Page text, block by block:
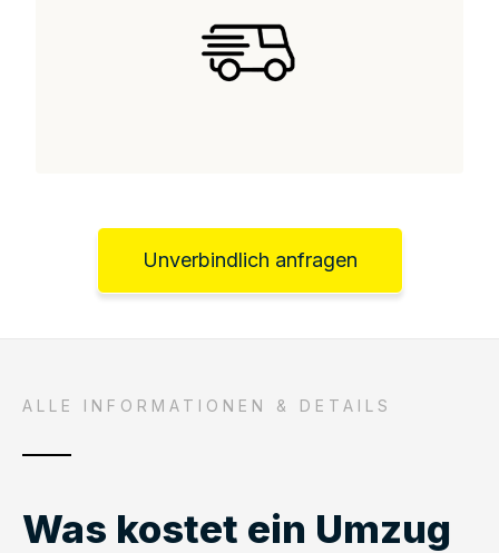
Unverbindlich anfragen
ALLE INFORMATIONEN & DETAILS
Was kostet ein Umzug